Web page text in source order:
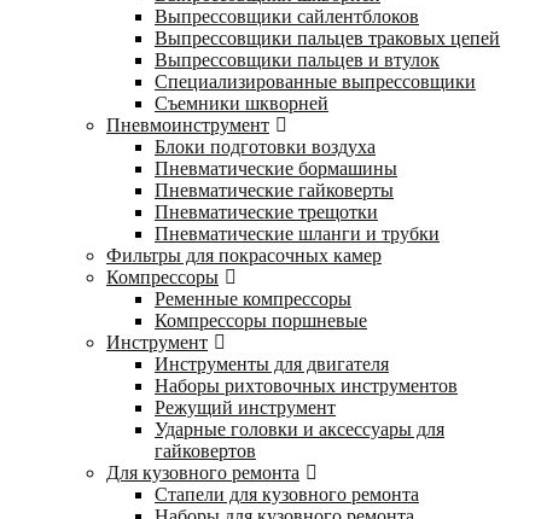
Выпрессовщики сайлентблоков
Выпрессовщики пальцев траковых цепей
Выпрессовщики пальцев и втулок
Специализированные выпрессовщики
Cъемники шкворней
Пневмоинструмент
Блоки подготовки воздуха
Пневматические бормашины
Пневматические гайковерты
Пневматические трещотки
Пневматические шланги и трубки
Фильтры для покрасочных камер
Компрессоры
Ременные компрессоры
Компрессоры поршневые
Инструмент
Инструменты для двигателя
Наборы рихтовочных инструментов
Режущий инструмент
Ударные головки и аксессуары для
гайковертов
Для кузовного ремонта
Стапели для кузовного ремонта